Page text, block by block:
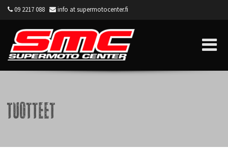
09 2217 088 info at supermotocenter.fi
Tuotteet